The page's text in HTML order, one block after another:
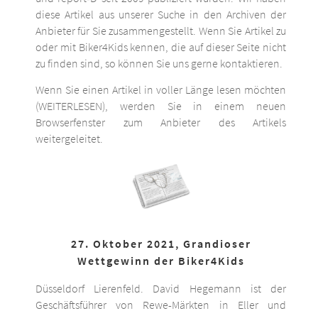
diese Artikel aus unserer Suche in den Archiven der
Anbieter für Sie zusammengestellt. Wenn Sie Artikel zu
oder mit Biker4Kids kennen, die auf dieser Seite nicht
zu finden sind, so können Sie uns gerne kontaktieren.
Wenn Sie einen Artikel in voller Länge lesen möchten
(WEITERLESEN), werden Sie in einem neuen
Browserfenster zum Anbieter des Artikels
weitergeleitet.
27. Oktober 2021, Grandioser
Wettgewinn der Biker4Kids
Düsseldorf Lierenfeld. David Hegemann ist der
Geschäftsführer von Rewe-Märkten in Eller und